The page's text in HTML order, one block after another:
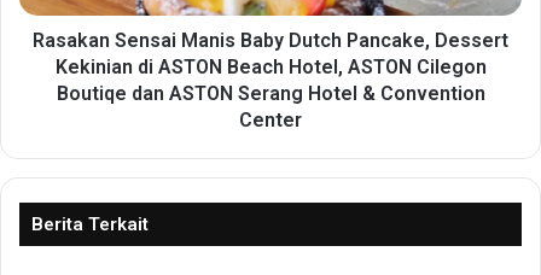
K
v
e
a
Rasakan Sensai Manis Baby Dutch Pancake, Dessert
Kekinian di ASTON Beach Hotel, ASTON Cilegon
Boutiqe dan ASTON Serang Hotel & Convention
Center
Berita Terkait